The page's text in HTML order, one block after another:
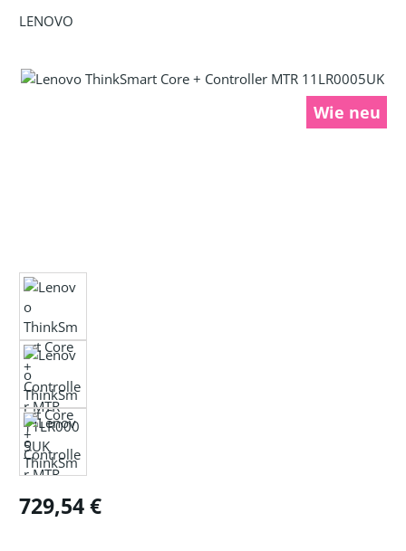
LENOVO
Bildergalerie überspringen
Wie neu
Regulärer Preis:
729,54 €